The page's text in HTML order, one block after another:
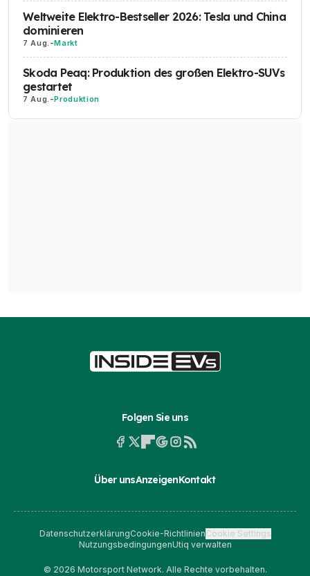
Weltweite Elektro-Bestseller 2026: Tesla und China
dominieren
7 Aug. -Markt
Skoda Peaq: Produktion des großen Elektro-SUVs
gestartet
7 Aug. -Produktion
Folgen Sie uns
Über unsAnzeigenKontakt
DatenschutzerklärungCookie-RichtlinienCookie Settings
NutzungsbedingungenUtiq verwalten
© 2026 Motorsport Network. Alle Rechte vorbehalten.